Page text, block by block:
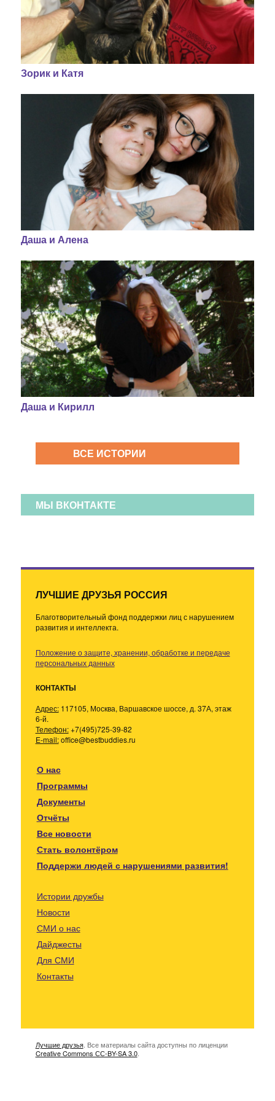
Зорик и Катя
Даша и Алена
Даша и Кирилл
ВСЕ ИСТОРИИ
МЫ ВКОНТАКТЕ
ЛУЧШИЕ ДРУЗЬЯ РОССИЯ
Благотворительный фонд поддержки лиц с нарушением
развития и интеллекта.
Положение о защите, хранении, обработке и передаче
персональных данных
КОНТАКТЫ
Адрес:117105, Москва, Варшавское шоссе, д. 37А, этаж
6-й.
Телефон:+7(495)725-39-82
E-mail:office@bestbuddies.ru
О нас
Программы
Документы
Отчёты
Все новости
Стать волонтёром
Поддержи людей с нарушениями развития!
Истории дружбы
Новости
СМИ о нас
Дайджесты
Для СМИ
Контакты
Лучшие друзья. Все материалы сайта доступны по лиценции
Creative Commons СС-BY-SA 3.0.